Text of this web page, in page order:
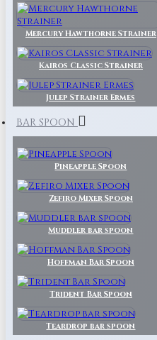
Mercury Hawthorne Strainer
Kairos Classic Strainer
Julep Strainer Ermes
BAR SPOON
Pineapple Spoon
Zefiro Mixer Spoon
Muddler bar spoon
Hoffman Bar Spoon
Trident Bar Spoon
Teardrop bar spoon